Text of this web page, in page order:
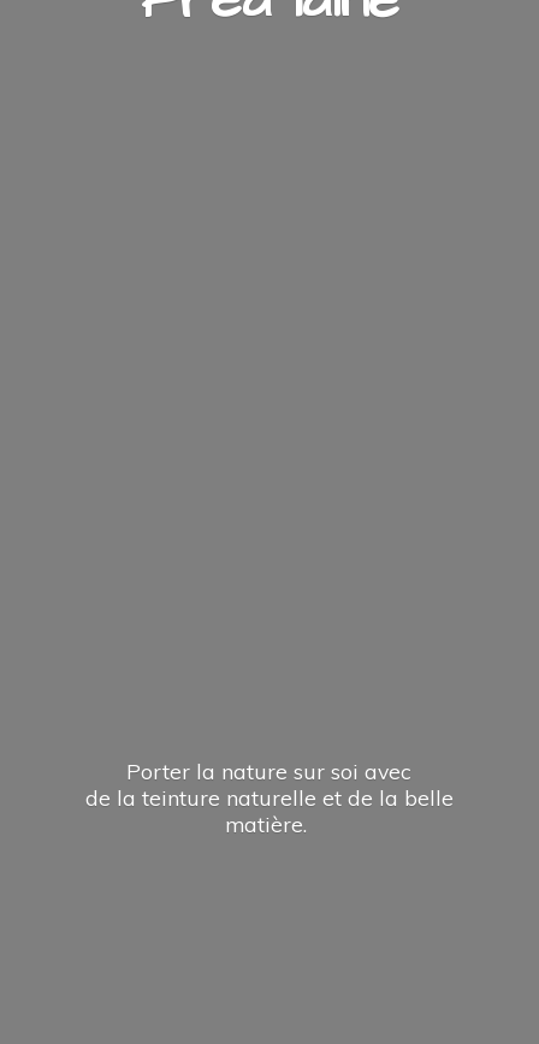
Porter la nature sur soi avec
de la teinture naturelle et de la belle
matière.